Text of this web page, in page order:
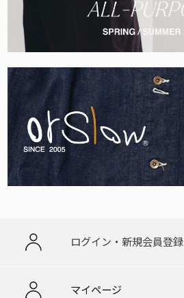
ログイン・新規会員登録
マイページ